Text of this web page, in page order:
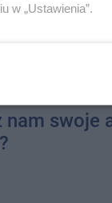
nam swoje
w „Ustawienia”.